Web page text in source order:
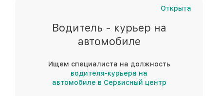
Открыта
Водитель - курьер на
автомобиле
Ищем специалиста на должность
водителя-курьера на
автомобиле в Сервисный центр